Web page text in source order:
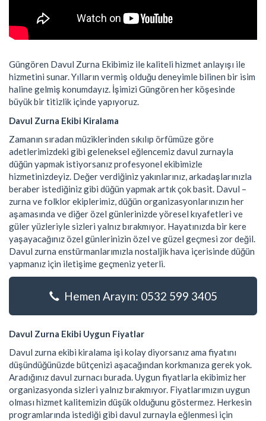
Güngören Davul Zurna Ekibimiz ile kaliteli hizmet anlayışı ile
hizmetini sunar. Yılların vermiş olduğu deneyimle bilinen bir isim
haline gelmiş konumdayız. İşimizi Güngören her köşesinde
büyük bir titizlik içinde yapıyoruz.
Davul Zurna Ekibi Kiralama
Zamanın sıradan müziklerinden sıkılıp örfümüze göre
adetlerimizdeki gibi geleneksel eğlencemiz davul zurnayla
düğün yapmak istiyorsanız profesyonel ekibimizle
hizmetinizdeyiz. Değer verdiğiniz yakınlarınız, arkadaşlarınızla
beraber istediğiniz gibi düğün yapmak artık çok basit. Davul –
zurna ve folklor ekiplerimiz, düğün organizasyonlarınızın her
aşamasında ve diğer özel günlerinizde yöresel kıyafetleri ve
güler yüzleriyle sizleri yalnız bırakmıyor. Hayatınızda bir kere
yaşayacağınız özel günlerinizin özel ve güzel geçmesi zor değil.
Davul zurna enstürmanlarımızla nostaljik hava içerisinde düğün
yapmanız için iletişime geçmeniz yeterli.
Hemen Arayın: 0532 599 3405
Davul Zurna Ekibi Uygun Fiyatlar
Davul zurna ekibi kiralama işi kolay diyorsanız ama fiyatını
düşündüğünüzde bütçenizi aşacağından korkmanıza gerek yok.
Aradığınız davul zurnacı burada. Uygun fiyatlarla ekibimiz her
organizasyonda sizleri yalnız bırakmıyor. Fiyatlarımızın uygun
olması hizmet kalitemizin düşük olduğunu göstermez. Herkesin
programlarında istediği gibi davul zurnayla eğlenmesi için